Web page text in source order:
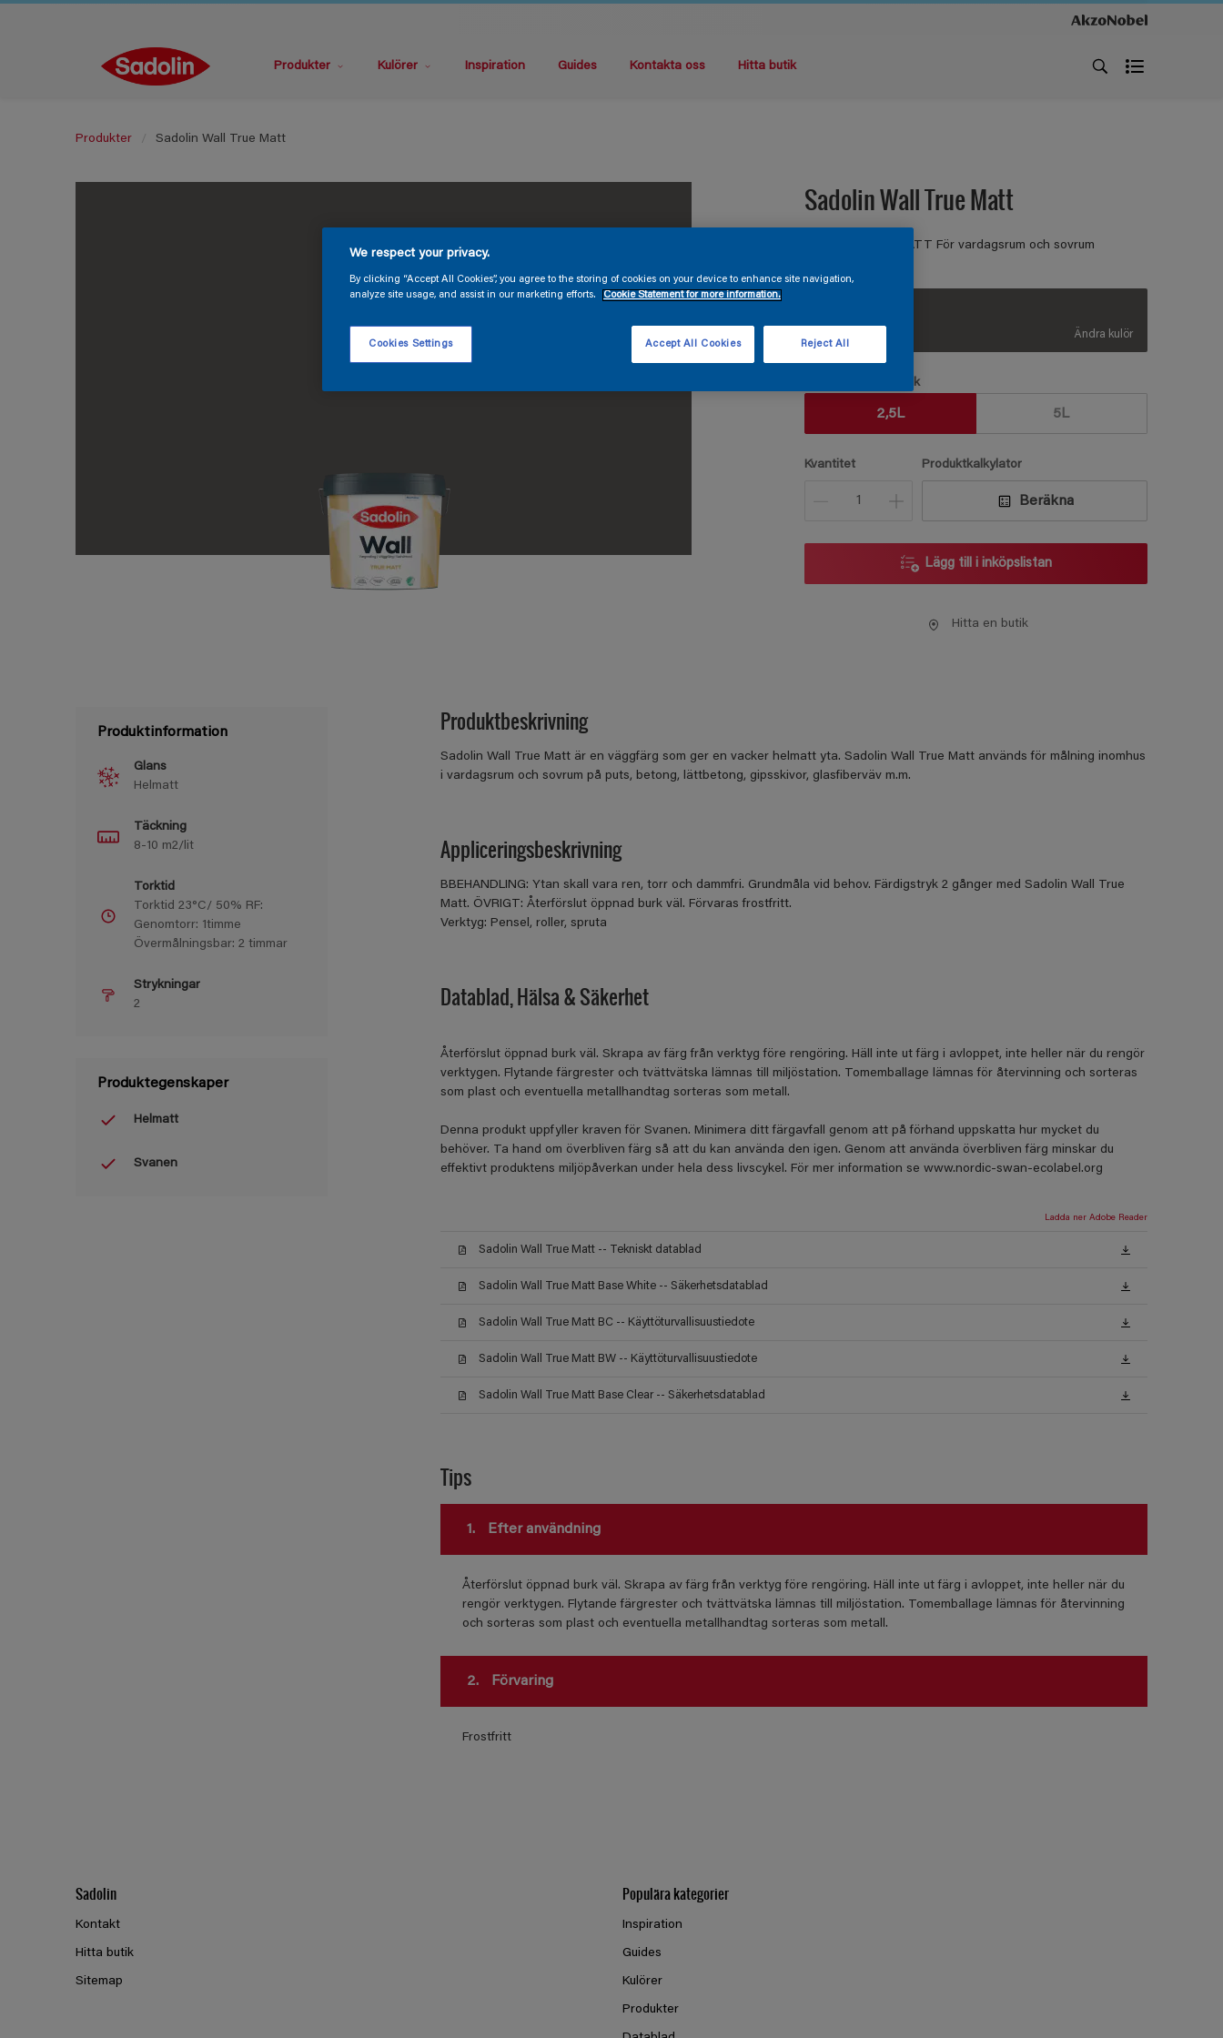
Produkter Kulörer Inspiration Guides Kontakta oss Hitta butik
Produkter Sadolin Wall True Matt
Sadolin Wall True Matt
VÄGGFÄRG HELMATT För vardagsrum och sovrum
Ändra kulör
Förpackningsstorlek
2,5L 5L
Kvantitet Produktkalkylator
Beräkna
Lägg till i inköpslistan
Hitta en butik
Produktinformation
Glans
Helmatt
Täckning
8-10 m2/lit
Torktid
Torktid 23°C/ 50% RF:
Genomtorr: 1timme
Övermålningsbar: 2 timmar
Strykningar
2
Produktegenskaper
Helmatt
Svanen
Produktbeskrivning
Sadolin Wall True Matt är en väggfärg som ger en vacker helmatt yta. Sadolin Wall True Matt används för målning inomhus
i vardagsrum och sovrum på puts, betong, lättbetong, gipsskivor, glasfiberväv m.m.
Appliceringsbeskrivning
BBEHANDLING: Ytan skall vara ren, torr och dammfri. Grundmåla vid behov. Färdigstryk 2 gånger med Sadolin Wall True
Matt. ÖVRIGT: Återförslut öppnad burk väl. Förvaras frostfritt.
Verktyg: Pensel, roller, spruta
Datablad, Hälsa & Säkerhet
Återförslut öppnad burk väl. Skrapa av färg från verktyg före rengöring. Häll inte ut färg i avloppet, inte heller när du rengör
verktygen. Flytande färgrester och tvättvätska lämnas till miljöstation. Tomemballage lämnas för återvinning och sorteras
som plast och eventuella metallhandtag sorteras som metall.
Denna produkt uppfyller kraven för Svanen. Minimera ditt färgavfall genom att på förhand uppskatta hur mycket du
behöver. Ta hand om överbliven färg så att du kan använda den igen. Genom att använda överbliven färg minskar du
effektivt produktens miljöpåverkan under hela dess livscykel. För mer information se www.nordic-swan-ecolabel.org
Ladda ner Adobe Reader
Sadolin Wall True Matt -- Tekniskt datablad
Sadolin Wall True Matt Base White -- Säkerhetsdatablad
Sadolin Wall True Matt BC -- Käyttöturvallisuustiedote
Sadolin Wall True Matt BW -- Käyttöturvallisuustiedote
Sadolin Wall True Matt Base Clear -- Säkerhetsdatablad
Tips
1. Efter användning
Återförslut öppnad burk väl. Skrapa av färg från verktyg före rengöring. Häll inte ut färg i avloppet, inte heller när du
rengör verktygen. Flytande färgrester och tvättvätska lämnas till miljöstation. Tomemballage lämnas för återvinning
och sorteras som plast och eventuella metallhandtag sorteras som metall.
2. Förvaring
Frostfritt
Sadolin
Kontakt
Hitta butik
Sitemap
Populära kategorier
Inspiration
Guides
Kulörer
Produkter
We respect your privacy.
By clicking “Accept All Cookies”, you agree to the storing of cookies on your device to enhance site navigation,
analyze site usage, and assist in our marketing efforts.
Cookie Statement for more information.
Reject All
Accept All Cookies
Cookies Settings